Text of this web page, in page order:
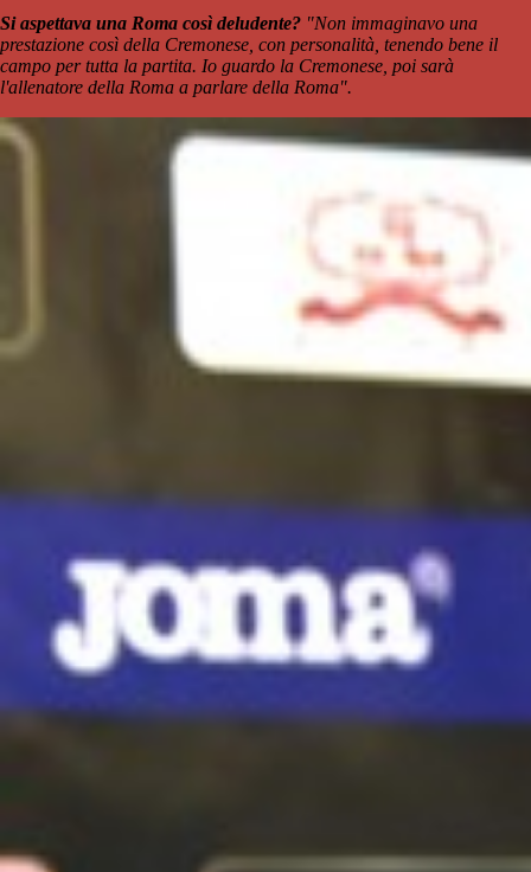
Si aspettava una Roma così deludente? "Non immaginavo una
prestazione così della Cremonese, con personalità, tenendo bene il
campo per tutta la partita. Io guardo la Cremonese, poi sarà
l'allenatore della Roma a parlare della Roma".